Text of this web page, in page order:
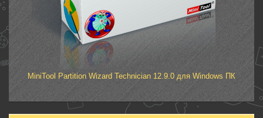
MiniTool Partition Wizard Technician 12.9.0 для Windows ПК